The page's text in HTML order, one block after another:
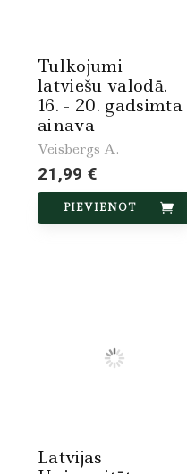
Tulkojumi
latviešu valodā.
16. - 20. gadsimta
ainava
Veisbergs A.
21,99 €
PIEVIENOT
Latvijas